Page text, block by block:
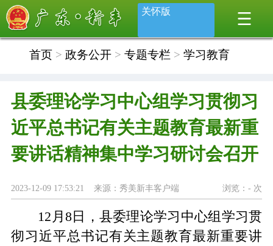
关怀版
首页> 政务公开> 专题专栏 > 学习教育
县委理论学习中心组学习贯彻习
近平总书记有关主题教育最新重
要讲话精神集中学习研讨会召开
浏览：- 次
2023-12-09 17:53:21 来源：秀美新丰客户端
12月8日，县委理论学习中心组学习贯
彻习近平总书记有关主题教育最新重要讲